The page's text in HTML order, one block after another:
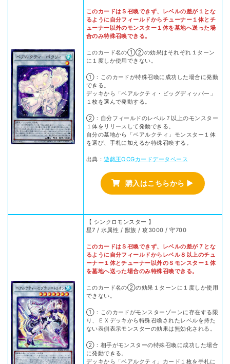
このカードはＳ召喚できず、レベルの差が１とな
るように自分フィールドからチューナー１体とチ
ューナー以外のモンスター１体を墓地へ送った場
合のみ特殊召喚できる。
このカード名の①②の効果はそれぞれ１ターン
に１度しか使用できない。
①：このカードが特殊召喚に成功した場合に発動
できる。
デッキから「ベアルクティ・ビッグディッパー」
１枚を選んで発動する。
②：自分フィールドのレベル７以上のモンスター
１体をリリースして発動できる。
自分の墓地から「ベアルクティ」モンスター１体
を選び、手札に加えるか特殊召喚する。
出典：遊戯王OCGカードデータベース
購入はこちらから ▶
【 シンクロモンスター 】
星7 / 水属性 / 獣族 / 攻3000 / 守700
このカードはＳ召喚できず、レベルの差が７とな
るように自分フィールドからレベル８以上のチュ
ーナー１体とチューナー以外のＳモンスター１体
を墓地へ送った場合のみ特殊召喚できる。
このカード名の②の効果１ターンに１度しか使用
できない。
①：このカードがモンスターゾーンに存在する限
り、ＥＸデッキから特殊召喚されたレベルを持た
ない表側表示モンスターの効果は無効化される。
②：相手がモンスターの特殊召喚に成功した場合
に発動できる。
デッキから「ベアルクティ」カード１枚を手札に